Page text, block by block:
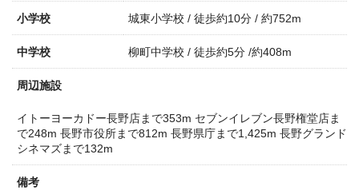
小学校 城東小学校 / 徒歩約10分 / 約752m
中学校 柳町中学校 / 徒歩約5分 /約408m
周辺施設
イトーヨーカドー長野店まで353m セブンイレブン長野権堂店ま
で248m 長野市役所まで812m 長野県庁まで1,425m 長野グランド
シネマズまで132m
備考